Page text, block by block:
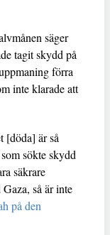
säger
tagit skydd på
förra
inte klarade att
[döda] är så
sökte skydd
säkrare
så är inte
på den